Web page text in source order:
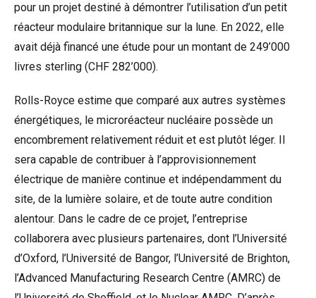
pour un projet destiné à démontrer l’utilisation d’un petit
réacteur modulaire britannique sur la lune. En 2022, elle
avait déjà financé une étude pour un montant de 249’000
livres sterling (CHF 282’000).
Rolls-Royce estime que comparé aux autres systèmes
énergétiques, le microréacteur nucléaire possède un
encombrement relativement réduit et est plutôt léger. Il
sera capable de contribuer à l’approvisionnement
électrique de manière continue et indépendamment du
site, de la lumière solaire, et de toute autre condition
alentour. Dans le cadre de ce projet, l’entreprise
collaborera avec plusieurs partenaires, dont l’Université
d’Oxford, l’Université de Bangor, l’Université de Brighton,
l’Advanced Manufacturing Research Centre (AMRC) de